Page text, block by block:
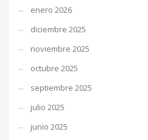
enero 2026
diciembre 2025
noviembre 2025
octubre 2025
septiembre 2025
julio 2025
junio 2025